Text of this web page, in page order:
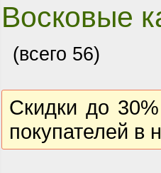
Восковые
(всего 56)
Скидки до
покупателей в